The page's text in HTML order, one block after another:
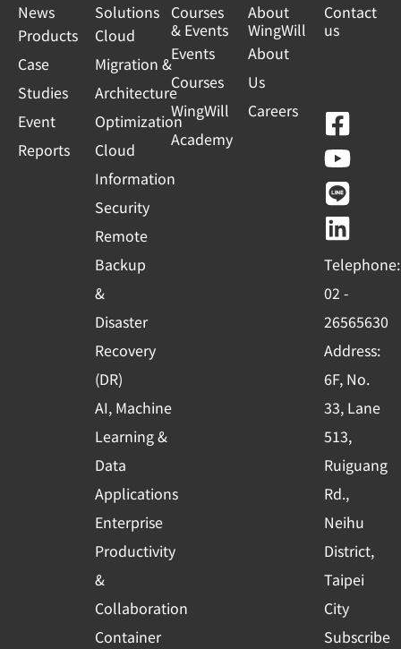
News
Products
Case
Studies
Event
Reports
Solutions
Cloud
Migration &
Architecture
Optimization
Cloud
Information
Security
Remote
Backup
&
Disaster
Recovery
(DR)
AI, Machine
Learning &
Data
Applications
Enterprise
Productivity
&
Collaboration
Container
Courses
& Events
Events
Courses
WingWill
Academy
About
WingWill
About
Us
Careers
Contact
us
F
a
c
e
b
o
o
k
-
s
q
u
a
r
e
Y
o
u
t
u
b
e
L
i
n
e
L
i
n
k
e
d
i
n
Telephone:
02 -
26565630
Address:
6F, No.
33, Lane
513,
Ruiguang
Rd.,
Neihu
District,
Taipei
City
Subscribe